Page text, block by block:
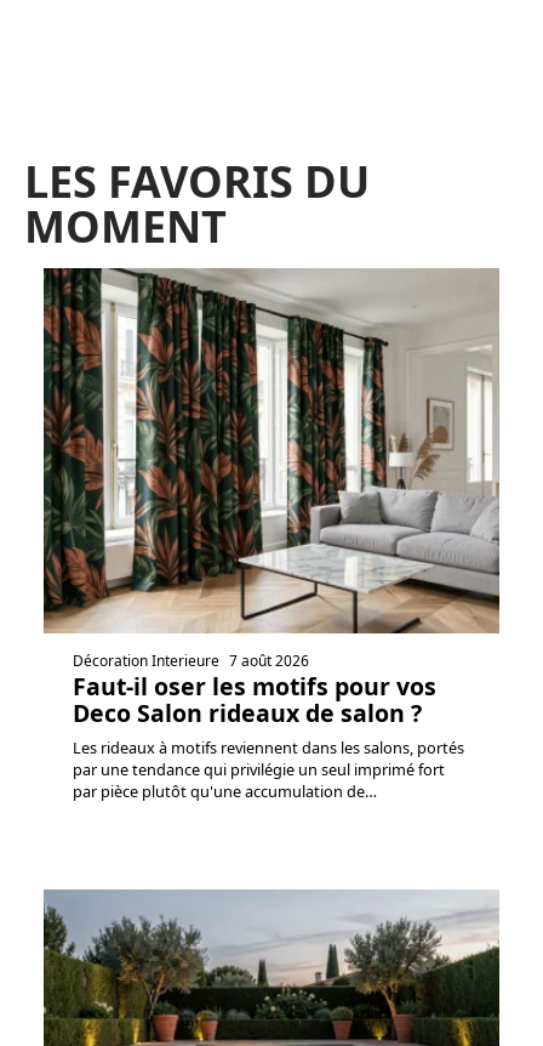
LES FAVORIS DU
MOMENT
Décoration Interieure 7 août 2026
Faut-il oser les motifs pour vos
Deco Salon rideaux de salon ?
Les rideaux à motifs reviennent dans les salons, portés
par une tendance qui privilégie un seul imprimé fort
par pièce plutôt qu'une accumulation de…